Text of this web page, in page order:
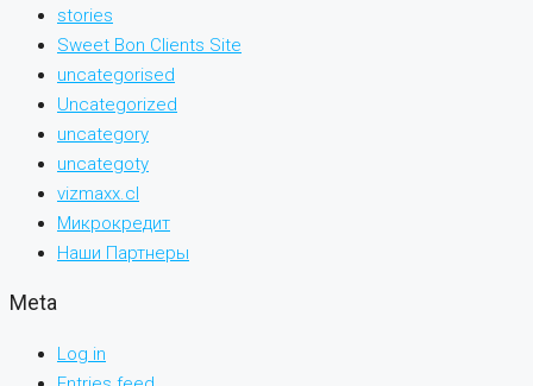
stories
Sweet Bon Clients Site
uncategorised
Uncategorized
uncategory
uncategoty
vizmaxx.cl
Микрокредит
Наши Партнеры
Meta
Log in